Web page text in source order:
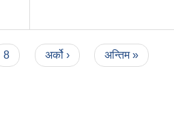
8 अर्को › अन्तिम »